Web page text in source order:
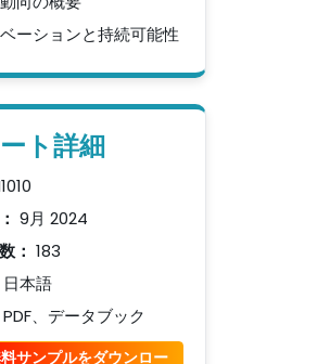
ーションと持続可能性
ト詳細
9月 2024
： 183
日本語
PDF、データブック
サンプルをダウンロー